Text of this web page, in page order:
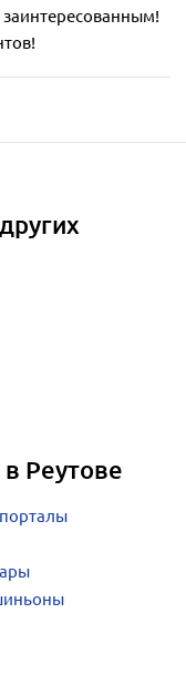
Реутове